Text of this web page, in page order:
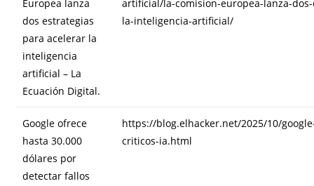
Europea lanza
dos estrategias
para acelerar la
inteligencia
artificial – La
Ecuación Digital.
artificial/la-comision-europea-lanza-
la-inteligencia-artificial/
Google ofrece
hasta 30.000
dólares por
detectar fallos
https://blog.elhacker.net/2025/10/
criticos-ia.html